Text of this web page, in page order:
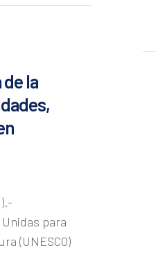
la
para
(UNESCO)